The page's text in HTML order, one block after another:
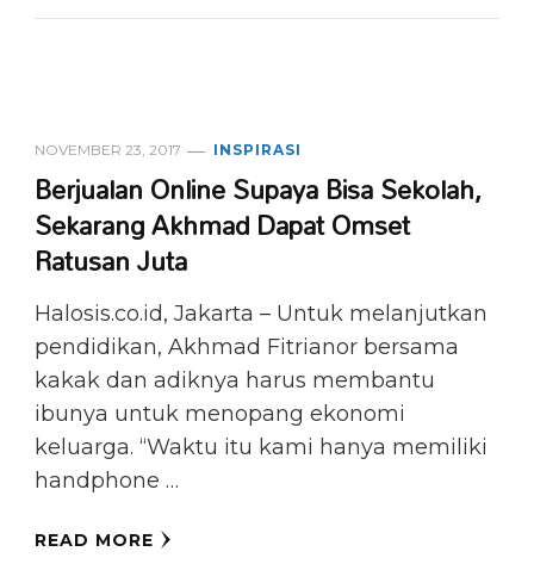
NOVEMBER 23, 2017 INSPIRASI
Berjualan Online Supaya Bisa Sekolah,
Sekarang Akhmad Dapat Omset
Ratusan Juta
Halosis.co.id, Jakarta – Untuk melanjutkan
pendidikan, Akhmad Fitrianor bersama
kakak dan adiknya harus membantu
ibunya untuk menopang ekonomi
keluarga. “Waktu itu kami hanya memiliki
handphone …
READ MORE